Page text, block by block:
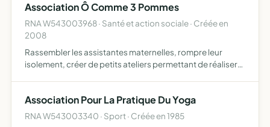
Association Ô Comme 3 Pommes
RNA W543003968 · Santé et action sociale · Créée en
2008
Rassembler les assistantes maternelles, rompre leur
isolement, créer de petits ateliers permettant de réaliser
po…
Association Pour La Pratique Du Yoga
RNA W543003340 · Sport · Créée en 1985